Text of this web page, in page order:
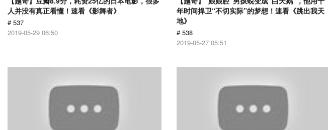
人并没有真正看懂！速看《影舞者》
# 537
2019-05-29 06:50
年时间捍卫“不切实际”的梦想！速看《跳出我天
地》
# 538
2019-05-27 05:51